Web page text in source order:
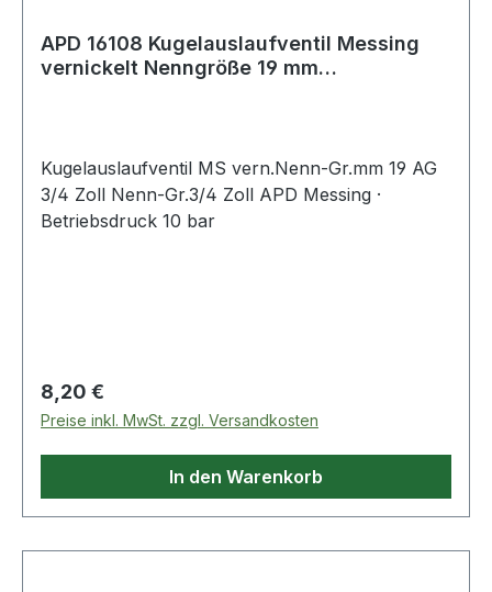
APD 16108 Kugelauslaufventil Messing
vernickelt Nenngröße 19 mm
Kugelauslaufventil MS vern.Nenn-Gr.mm 19 AG
3/4 Zoll Nenn-Gr.3/4 Zoll APD Messing ·
Betriebsdruck 10 bar
Regulärer Preis:
8,20 €
Preise inkl. MwSt. zzgl. Versandkosten
In den Warenkorb